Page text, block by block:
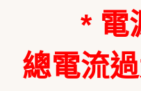
* 電
總電流